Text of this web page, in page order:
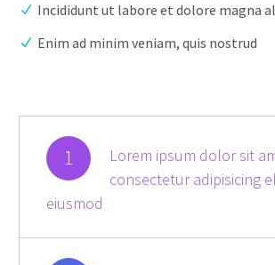
Incididunt ut labore et dolore magna
Enim ad minim veniam, quis nostrud
1
Lorem ipsum dolor sit
consectetur adipisicing
eiusmod